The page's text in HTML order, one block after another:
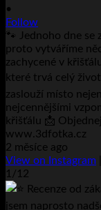
•
Follow
🐾 Jednoho dne se
proto vytváříme
zachycené v
které trvá celý
zaslouží místo
nejcennějšími
křišťálu 📩
www.3dfotka.cz
2 měsíce ago
View on Instagram
1/12